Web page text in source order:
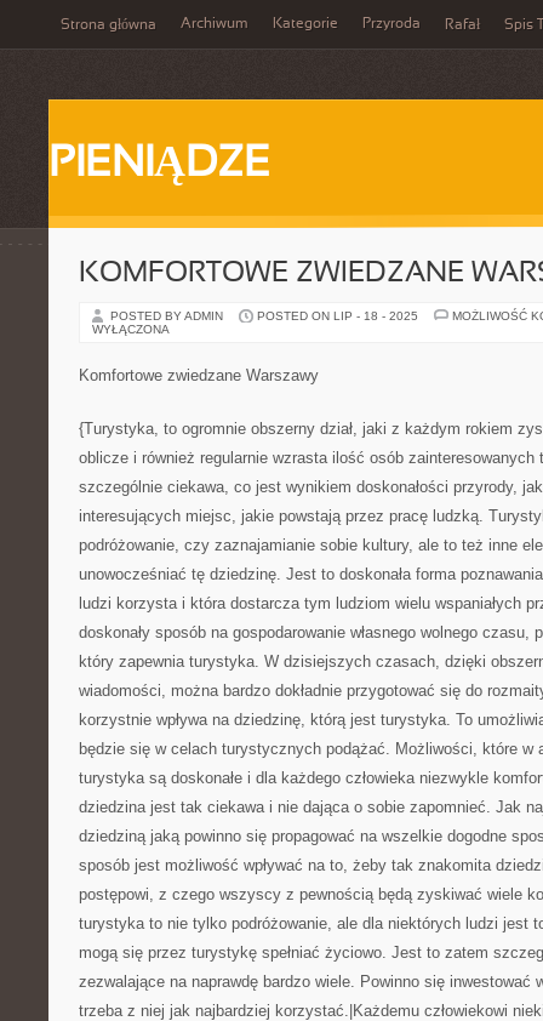
Strona główna Archiwum Kategorie Przyroda Rafał Spis
PIENIĄDZE
KOMFORTOWE ZWIEDZANE
POSTED BY ADMIN POSTED ON LIP - 18 - 2025
MOŻLIWOŚĆ
WYŁĄCZONA
Komfortowe zwiedzane Warszawy
{Turystyka, to ogromnie obszerny dział, jaki z każdym rokiem
oblicze i również regularnie wzrasta ilość osób
szczególnie ciekawa, co jest wynikiem doskonałości przyrody,
interesujących miejsc, jakie powstają przez pracę ludzką.
podróżowanie, czy zaznajamianie sobie kultury, ale to też inne
unowocześniać tę dziedzinę. Jest to doskonała forma
ludzi korzysta i która dostarcza tym ludziom wielu wspaniałych
doskonały sposób na gospodarowanie własnego wolnego
który zapewnia turystyka. W dzisiejszych czasach, dzięki
wiadomości, można bardzo dokładnie przygotować się do
korzystnie wpływa na dziedzinę, którą jest turystyka. To
będzie się w celach turystycznych podążać. Możliwości, które w
turystyka są doskonałe i dla każdego człowieka niezwykle
dziedzina jest tak ciekawa i nie dająca o sobie zapomnieć. Jak
dziedziną jaką powinno się propagować na wszelkie dogodne
sposób jest możliwość wpływać na to, żeby tak znakomita
postępowi, z czego wszyscy z pewnością będą zyskiwać wiele
turystyka to nie tylko podróżowanie, ale dla niektórych ludzi jest
mogą się przez turystykę spełniać życiowo. Jest to zatem
zezwalające na naprawdę bardzo wiele. Powinno się inwestować
trzeba z niej jak najbardziej korzystać.|Każdemu człowiekowi